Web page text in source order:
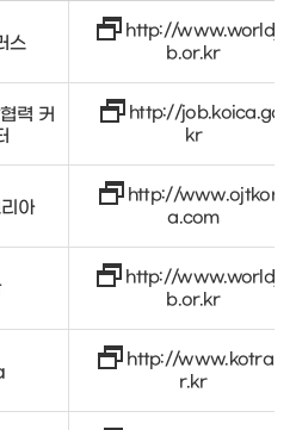
스
http://www.worldjo
b.or.kr
력 커
http://job.koica.go.
kr
아
http://www.ojtkore
a.com
http://www.worldjo
b.or.kr
http://www.kotra.o
r.kr